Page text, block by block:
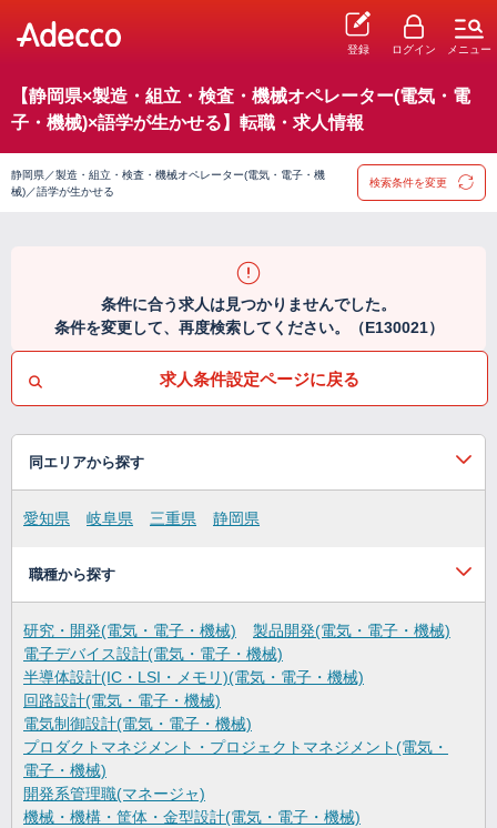
登録 ログイン メニュー
【静岡県×製造・組立・検査・機械オペレーター(電気・電
子・機械)×語学が生かせる】転職・求人情報
静岡県／製造・組立・検査・機械オペレーター(電気・電子・機
械)／語学が生かせる
検索条件を変更
条件に合う求人は見つかりませんでした。
条件を変更して、再度検索してください。（E130021）
求人条件設定ページに戻る
同エリアから探す
愛知県 岐阜県 三重県 静岡県
職種から探す
研究・開発(電気・電子・機械)
製品開発(電気・電子・機械)
電子デバイス設計(電気・電子・機械)
半導体設計(IC・LSI・メモリ)(電気・電子・機械)
回路設計(電気・電子・機械)
電気制御設計(電気・電子・機械)
プロダクトマネジメント・プロジェクトマネジメント(電気・
電子・機械)
開発系管理職(マネージャ)
機械・機構・筐体・金型設計(電気・電子・機械)